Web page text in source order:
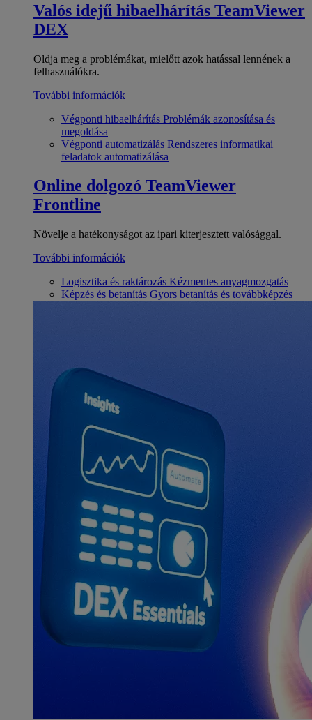
Valós idejű hibaelhárítás TeamViewer
DEX
Oldja meg a problémákat, mielőtt azok hatással lennének a
felhasználókra.
További információk
Végponti hibaelhárítás Problémák azonosítása és
megoldása
Végponti automatizálás Rendszeres informatikai
feladatok automatizálása
Online dolgozó TeamViewer
Frontline
Növelje a hatékonyságot az ipari kiterjesztett valósággal.
További információk
Logisztika és raktározás Kézmentes anyagmozgatás
Képzés és betanítás Gyors betanítás és továbbképzés